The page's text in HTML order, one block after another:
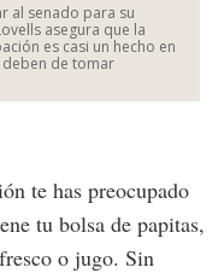
al senado para su
asegura que la
es casi un hecho en
de tomar
te has preocupado
tu bolsa de papitas,
o jugo. Sin